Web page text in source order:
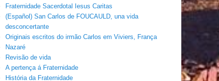
Fraternidade Sacerdotal Iesus Caritas
(Español) San Carlos de FOUCAULD, una vida
desconcertante
Originais escritos do irmão Carlos em Viviers, França
Nazaré
Revisão de vida
A pertença á Fraternidade
História da Fraternidade